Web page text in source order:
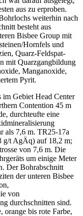
aus zu erproben.
weiterhin nach
besteht aus
Bisbee Group mit
Hornfels und
Quarz-Feldspat-
mit Quarzgangbildung
Manganoxide,
Pyrit.
Gebiet Head Center
Contention 45 m
durchteufte eine
als 7,6 m. TR25-17a
g/t AgÄq) auf 18,2 m;
von 7,6 m. Die
um einige Meter
Der Bohrabschnitt
der unteren Bisbee
von
durchschnitten sind.
orange bis rote Farbe,